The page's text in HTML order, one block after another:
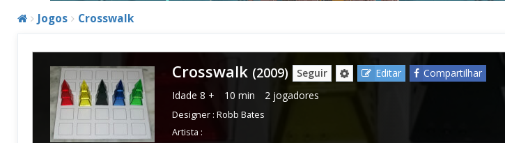
Jogos Crosswalk
Crosswalk (2009) Seguir Editar
Compartilhar
Idade 8 + 10 min 2 jogadores
Designer : Robb Bates
Artista :